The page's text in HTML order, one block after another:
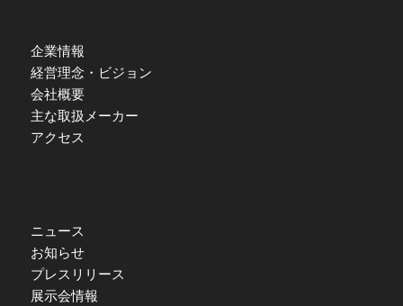
企業情報
経営理念・ビジョン
会社概要
主な取扱メーカー
アクセス
ニュース
お知らせ
プレスリリース
展示会情報